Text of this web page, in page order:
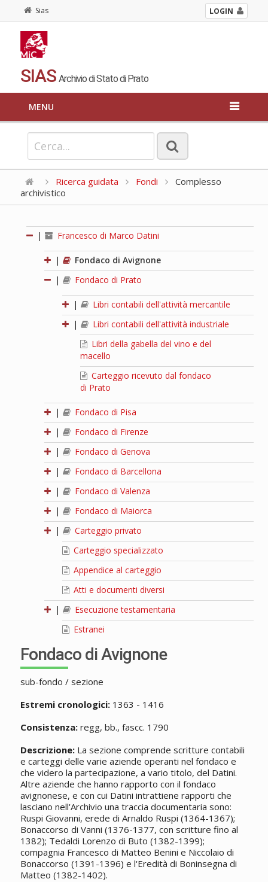
Sias LOGIN
SIAS Archivio di Stato di Prato
MENU
Ricerca guidata Fondi
Complesso
archivistico
| Francesco di Marco Datini
|
Fondaco di Avignone
|
Fondaco di Prato
|
Libri contabili dell'attività mercantile
|
Libri contabili dell'attività industriale
Libri della gabella del vino e del
macello
Carteggio ricevuto dal fondaco
di Prato
|
Fondaco di Pisa
|
Fondaco di Firenze
|
Fondaco di Genova
|
Fondaco di Barcellona
|
Fondaco di Valenza
|
Fondaco di Maiorca
|
Carteggio privato
Carteggio specializzato
Appendice al carteggio
Atti e documenti diversi
|
Esecuzione testamentaria
Estranei
Fondaco di Avignone
sub-fondo / sezione
Estremi cronologici:1363 - 1416
Consistenza:regg, bb., fascc. 1790
Descrizione:La sezione comprende scritture contabili
e carteggi delle varie aziende operanti nel fondaco e
che videro la partecipazione, a vario titolo, del Datini.
Altre aziende che hanno rapporto con il fondaco
avignonese, e con cui Datini intrattiene rapporti che
lasciano nell'Archivio una traccia documentaria sono:
Ruspi Giovanni, erede di Arnaldo Ruspi (1364-1367);
Bonaccorso di Vanni (1376-1377, con scritture fino al
1382); Tedaldi Lorenzo di Buto (1382-1399);
compagnia Francesco di Matteo Benini e Niccolaio di
Bonaccorso (1391-1396) e l'Eredità di Boninsegna di
Matteo (1382-1402).